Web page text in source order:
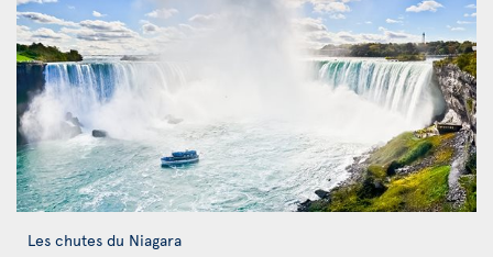
Les chutes du Niagara